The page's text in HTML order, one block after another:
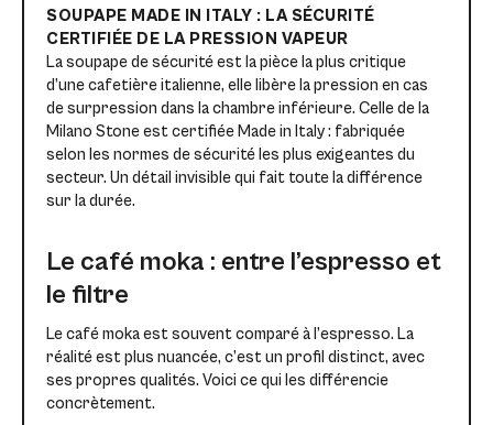
SOUPAPE MADE IN ITALY : LA SÉCURITÉ
CERTIFIÉE DE LA PRESSION VAPEUR
La soupape de sécurité est la pièce la plus critique
d’une cafetière italienne, elle libère la pression en cas
de surpression dans la chambre inférieure. Celle de la
Milano Stone est certifiée Made in Italy : fabriquée
selon les normes de sécurité les plus exigeantes du
secteur. Un détail invisible qui fait toute la différence
sur la durée.
Le café moka : entre l’espresso et
le filtre
Le café moka est souvent comparé à l’espresso. La
réalité est plus nuancée, c’est un profil distinct, avec
ses propres qualités. Voici ce qui les différencie
concrètement.